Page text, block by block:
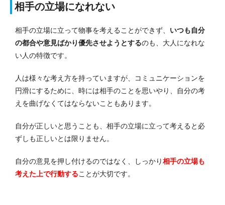
相手の立場になれない
相手の立場に立って物事を考えることができず、 いつも自分
の都合や意見ばかり優先させようとするのも、大人になれな
い人の特徴です。
人は様々な考え方を持っていますが、コミュニケーションを
円滑にするために、時には相手のことを思いやり、自分の考
えを曲げなくてはならないこともあります。
自分が正しいと思うことも、相手の立場に立って考えると必
ずしも正しいとは限りません。
自分の意見を押し付けるのではなく、しっかり相手の立場も
考えた上で行動することが大切です。